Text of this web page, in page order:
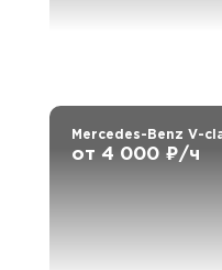
Mercedes-Benz V-
от 4 000 ₽/ч